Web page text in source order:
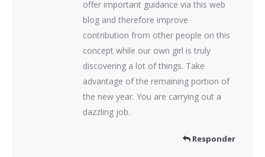
offer important guidance via this web
blog and therefore improve
contribution from other people on this
concept while our own girl is truly
discovering a lot of things. Take
advantage of the remaining portion of
the new year. You are carrying out a
dazzling job.
Responder